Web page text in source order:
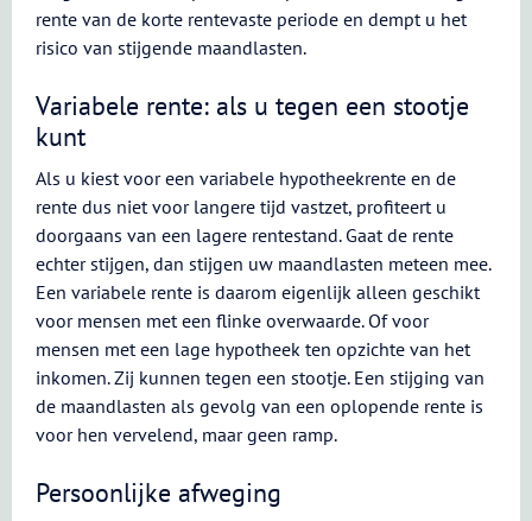
rente van de korte rentevaste periode en dempt u het
risico van stijgende maandlasten.
Variabele rente: als u tegen een stootje
kunt
Als u kiest voor een variabele hypotheekrente en de
rente dus niet voor langere tijd vastzet, profiteert u
doorgaans van een lagere rentestand. Gaat de rente
echter stijgen, dan stijgen uw maandlasten meteen mee.
Een variabele rente is daarom eigenlijk alleen geschikt
voor mensen met een flinke overwaarde. Of voor
mensen met een lage hypotheek ten opzichte van het
inkomen. Zij kunnen tegen een stootje. Een stijging van
de maandlasten als gevolg van een oplopende rente is
voor hen vervelend, maar geen ramp.
Persoonlijke afweging